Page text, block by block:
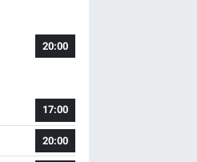
20:00
17:00
20:00